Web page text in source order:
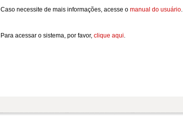
Caso necessite de mais informações, acesse o manual do usuário.
Para acessar o sistema, por favor, clique aqui.